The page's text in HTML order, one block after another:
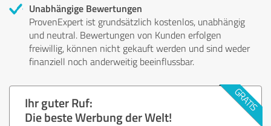
Unabhängige Bewertungen
ProvenExpert ist grundsätzlich kostenlos, unabhängig
und neutral. Bewertungen von Kunden erfolgen
freiwillig, können nicht gekauft werden und sind weder
finanziell noch anderweitig beeinflussbar.
Ihr guter Ruf:
Die beste Werbung der Welt!